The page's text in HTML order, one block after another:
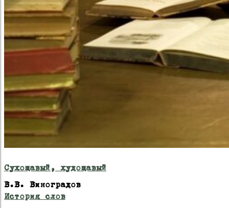
Сухощавый, худощавый
В.В. Виноградов
История слов